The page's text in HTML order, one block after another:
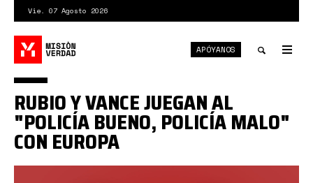
contenido
principal
Vie. 07 Agosto 2026
APÓYANOS
RUBIO Y VANCE JUEGAN AL
"POLICÍA BUENO, POLICÍA MALO"
CON EUROPA